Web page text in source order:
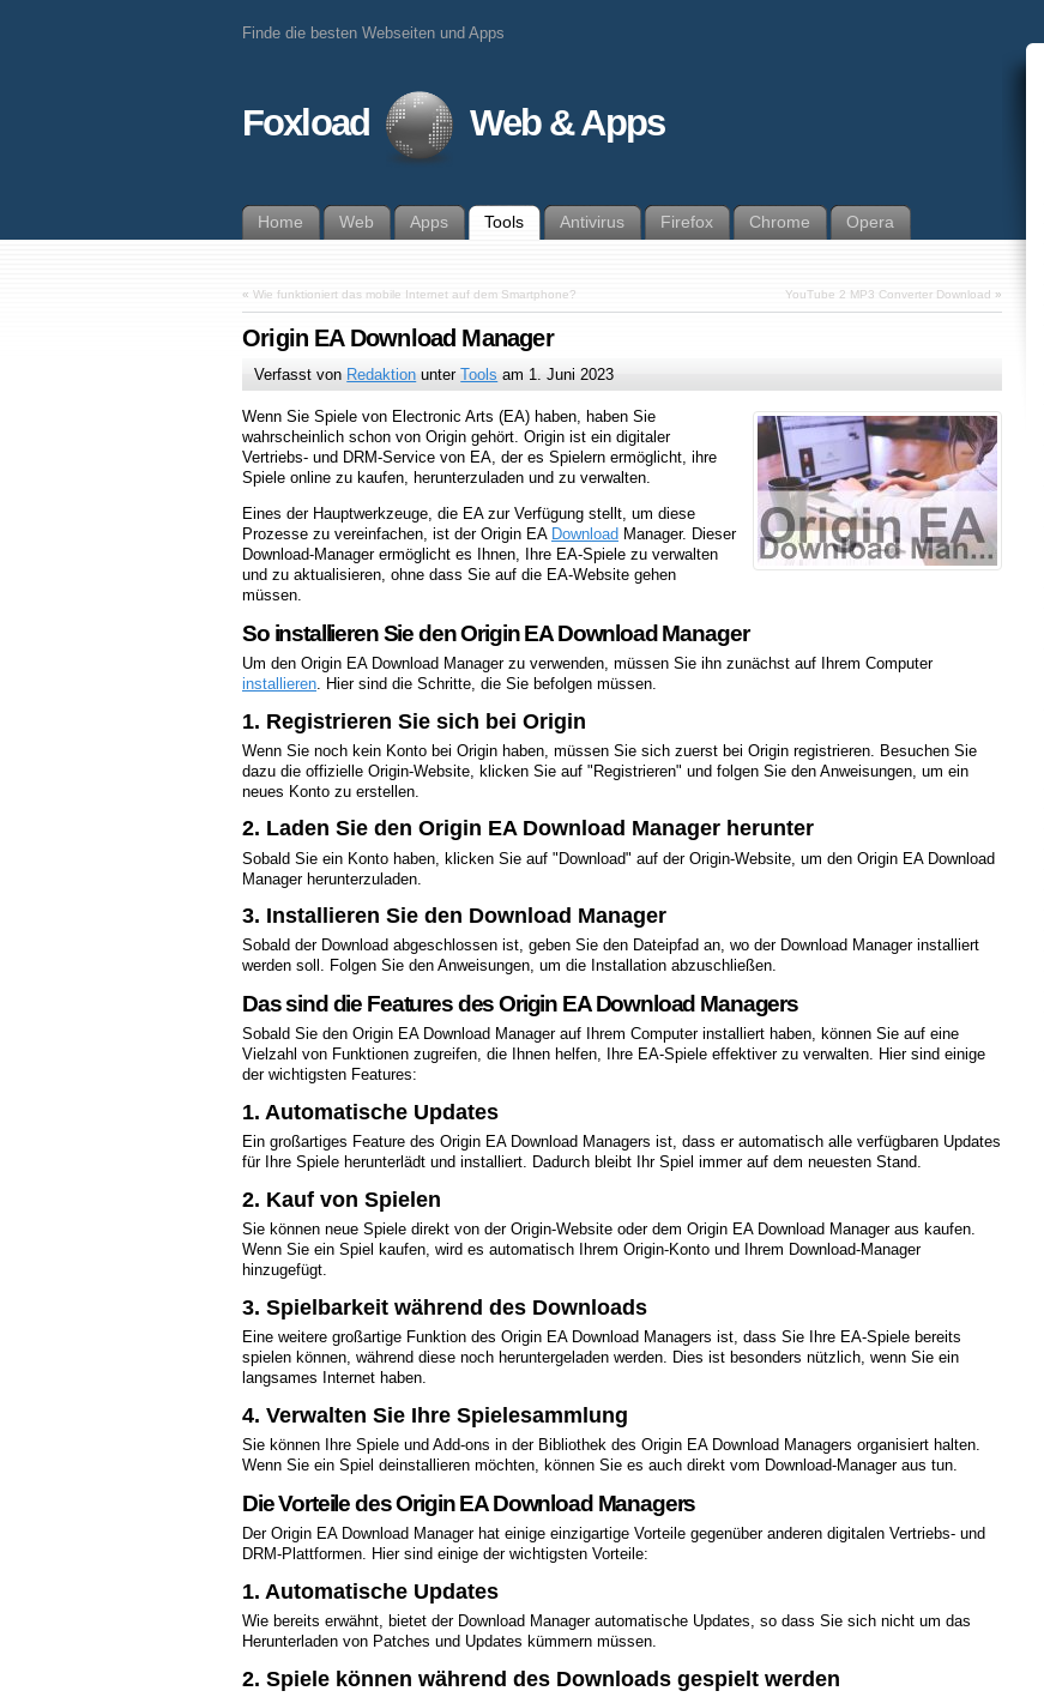
Finde die besten Webseiten und Apps
Foxload Web & Apps
Home Web Apps Tools Antivirus Firefox Chrome Opera
« Wie funktioniert das mobile Internet auf dem Smartphone? YouTube 2 MP3 Converter Download »
Origin EA Download Manager
Verfasst von Redaktion unterTools am 1. Juni 2023
Wenn Sie Spiele von Electronic Arts (EA) haben, haben Sie
wahrscheinlich schon von Origin gehört. Origin ist ein digitaler
Vertriebs- und DRM-Service von EA, der es Spielern ermöglicht, ihre
Spiele online zu kaufen, herunterzuladen und zu verwalten.
Eines der Hauptwerkzeuge, die EA zur Verfügung stellt, um diese
Prozesse zu vereinfachen, ist der Origin EA Download Manager. Dieser
Download-Manager ermöglicht es Ihnen, Ihre EA-Spiele zu verwalten
und zu aktualisieren, ohne dass Sie auf die EA-Website gehen
müssen.
So installieren Sie den Origin EA Download Manager
Um den Origin EA Download Manager zu verwenden, müssen Sie ihn zunächst auf Ihrem Computer
installieren . Hier sind die Schritte, die Sie befolgen müssen.
1. Registrieren Sie sich bei Origin
Wenn Sie noch kein Konto bei Origin haben, müssen Sie sich zuerst bei Origin registrieren. Besuchen Sie
dazu die offizielle Origin-Website, klicken Sie auf "Registrieren" und folgen Sie den Anweisungen, um ein
neues Konto zu erstellen.
2. Laden Sie den Origin EA Download Manager herunter
Sobald Sie ein Konto haben, klicken Sie auf "Download" auf der Origin-Website, um den Origin EA Download
Manager herunterzuladen.
3. Installieren Sie den Download Manager
Sobald der Download abgeschlossen ist, geben Sie den Dateipfad an, wo der Download Manager installiert
werden soll. Folgen Sie den Anweisungen, um die Installation abzuschließen.
Das sind die Features des Origin EA Download Managers
Sobald Sie den Origin EA Download Manager auf Ihrem Computer installiert haben, können Sie auf eine
Vielzahl von Funktionen zugreifen, die Ihnen helfen, Ihre EA-Spiele effektiver zu verwalten. Hier sind einige
der wichtigsten Features:
1. Automatische Updates
Ein großartiges Feature des Origin EA Download Managers ist, dass er automatisch alle verfügbaren Updates
für Ihre Spiele herunterlädt und installiert. Dadurch bleibt Ihr Spiel immer auf dem neuesten Stand.
2. Kauf von Spielen
Sie können neue Spiele direkt von der Origin-Website oder dem Origin EA Download Manager aus kaufen.
Wenn Sie ein Spiel kaufen, wird es automatisch Ihrem Origin-Konto und Ihrem Download-Manager
hinzugefügt.
3. Spielbarkeit während des Downloads
Eine weitere großartige Funktion des Origin EA Download Managers ist, dass Sie Ihre EA-Spiele bereits
spielen können, während diese noch heruntergeladen werden. Dies ist besonders nützlich, wenn Sie ein
langsames Internet haben.
4. Verwalten Sie Ihre Spielesammlung
Sie können Ihre Spiele und Add-ons in der Bibliothek des Origin EA Download Managers organisiert halten.
Wenn Sie ein Spiel deinstallieren möchten, können Sie es auch direkt vom Download-Manager aus tun.
Die Vorteile des Origin EA Download Managers
Der Origin EA Download Manager hat einige einzigartige Vorteile gegenüber anderen digitalen Vertriebs- und
DRM-Plattformen. Hier sind einige der wichtigsten Vorteile:
1. Automatische Updates
Wie bereits erwähnt, bietet der Download Manager automatische Updates, so dass Sie sich nicht um das
Herunterladen von Patches und Updates kümmern müssen.
2. Spiele können während des Downloads gespielt werden